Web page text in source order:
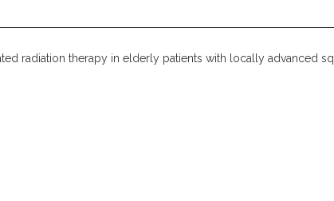
radiation therapy in elderly patients with locally advanced